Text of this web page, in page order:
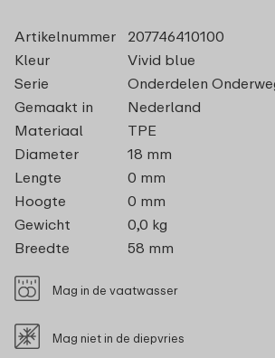
Artikelnummer
207746410100
Kleur
Vivid blue
Serie
Onderdelen
Gemaakt in
Nederland
Materiaal
TPE
Diameter
18 mm
Lengte
0 mm
Hoogte
0 mm
Gewicht
0,0 kg
Breedte
58 mm
Mag in de vaatwasser
Mag niet in de diepvries